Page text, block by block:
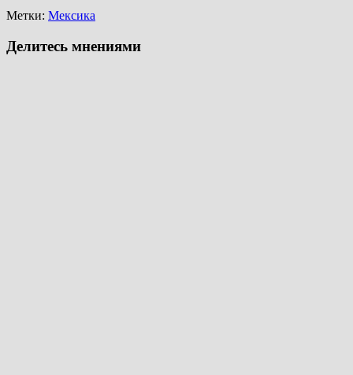
Метки: Мексика
Делитесь мнениями